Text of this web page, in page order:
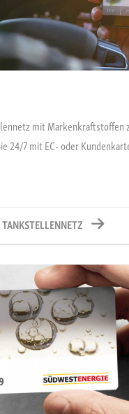
mit Markenkraftstoffen
24/7 mit EC- oder
TANKSTELLENNETZ